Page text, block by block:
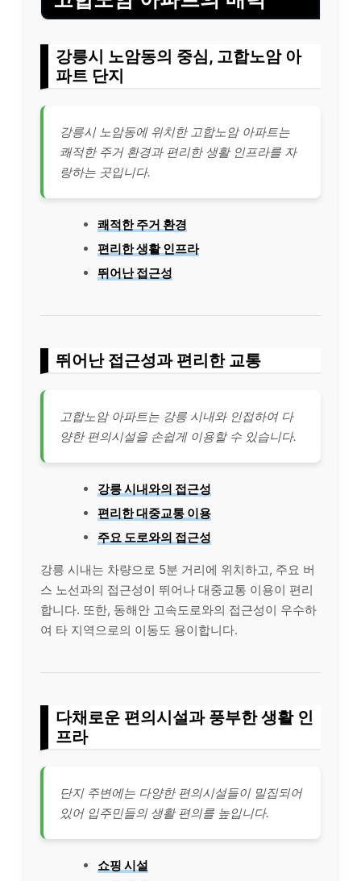
강릉시 노암동의 중심, 고합노암 아
파트 단지
강릉시 노암동에 위치한 고합노암 아파트는
쾌적한 주거 환경과 편리한 생활 인프라를 자
랑하는 곳입니다.
쾌적한 주거 환경
편리한 생활 인프라
뛰어난 접근성
뛰어난 접근성과 편리한 교통
고합노암 아파트는 강릉 시내와 인접하여 다
양한 편의시설을 손쉽게 이용할 수 있습니다.
강릉 시내와의 접근성
편리한 대중교통 이용
주요 도로와의 접근성
강릉 시내는 차량으로 5분 거리에 위치하고, 주요 버
스 노선과의 접근성이 뛰어나 대중교통 이용이 편리
합니다. 또한, 동해안 고속도로와의 접근성이 우수하
여 타 지역으로의 이동도 용이합니다.
다채로운 편의시설과 풍부한 생활 인
프라
단지 주변에는 다양한 편의시설들이 밀집되어
있어 입주민들의 생활 편의를 높입니다.
쇼핑 시설